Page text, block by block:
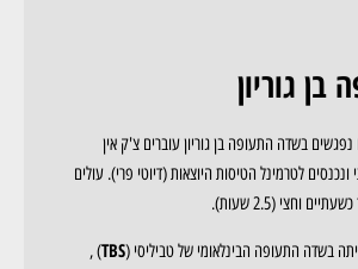
גוריון
נפגשים בשדה התעופה בן גוריון עוברים צ'ק אין
ונכנסים לטרמינל הטיסות היוצאות (דיוטי פרי). עולים
וחצי (2.5 שעות).
בשדה התעופה הבינלאומי של טביליסי (TBS
) ,